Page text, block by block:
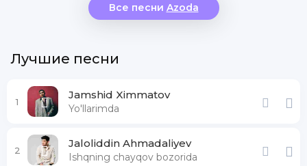
Все песни Azoda
Лучшие песни
1
Jamshid Ximmatov
Yo'llarimda
2
Jaloliddin Ahmadaliyev
Ishqning chayqov bozorida